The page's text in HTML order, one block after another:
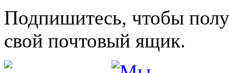
Подпишитесь, чтобы
свой почтовый ящик.